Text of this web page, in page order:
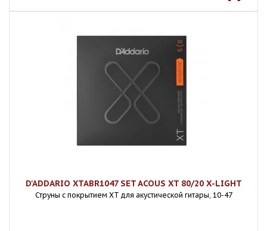
D'ADDARIO XTABR1047 SET ACOUS XT 80/20 X-LIGHT
Струны с покрытием XT для акустической гитары, 10-47